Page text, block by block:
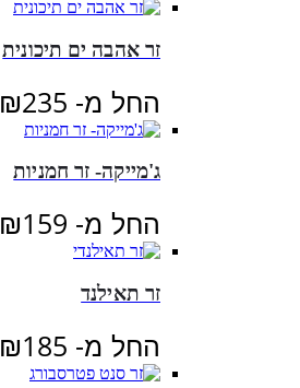
זר אהבה ים תיכונית
החל מ- ₪235
ג'מייקה- זר חמניות
החל מ- ₪159
זר תאילנד
החל מ- ₪185